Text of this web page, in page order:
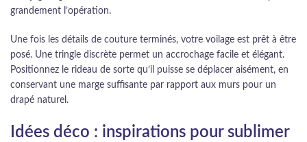
grandement l’opération.
Une fois les détails de couture terminés, votre voilage est prêt à être
posé. Une tringle discrète permet un accrochage facile et élégant.
Positionnez le rideau de sorte qu’il puisse se déplacer aisément, en
conservant une marge suffisante par rapport aux murs pour un
drapé naturel.
Idées déco : inspirations pour sublimer